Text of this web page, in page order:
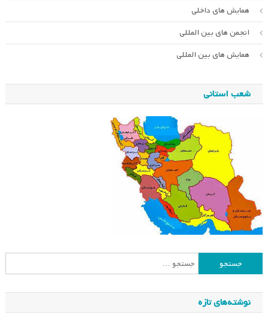
همایش های داخلی
انجمن های بین المللی
همایش های بین المللی
شعب استانی
جستجو
برای:
نوشته‌های تازه